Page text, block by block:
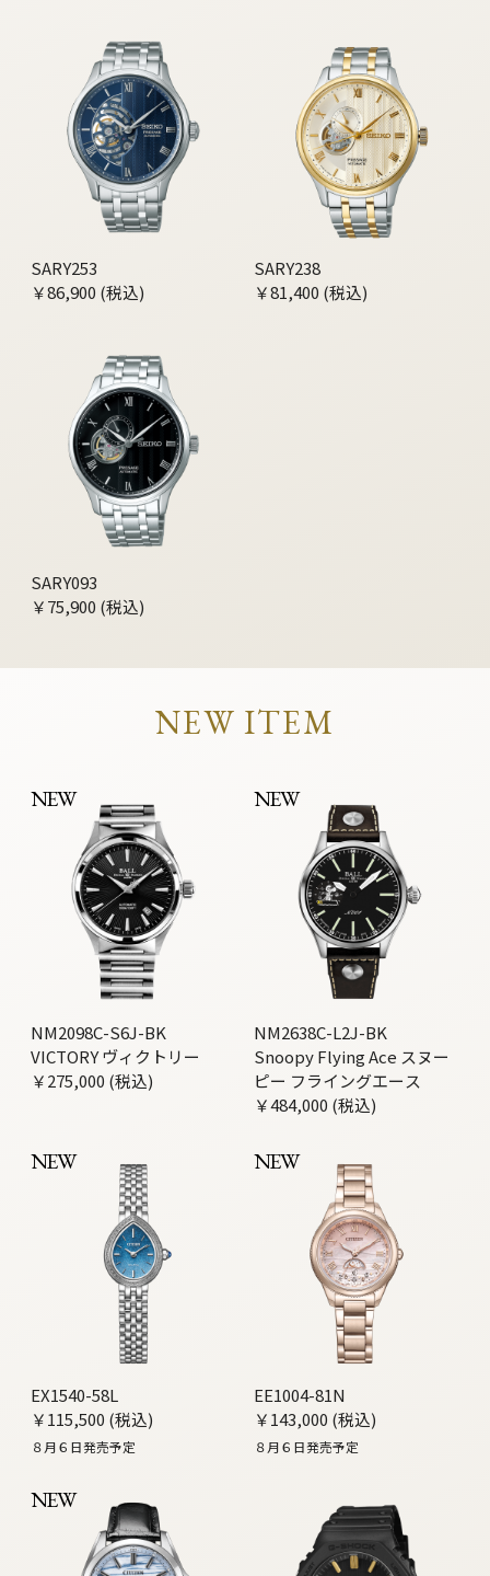
SARY253
￥86,900 (税込)
SARY238
￥81,400 (税込)
SARY093
￥75,900 (税込)
NEW ITEM
NEW
NM2098C-S6J-BK
VICTORY ヴィクトリー
￥275,000 (税込)
NEW
NM2638C-L2J-BK
Snoopy Flying Ace スヌー
ピー フライングエース
￥484,000 (税込)
NEW
EX1540-58L
￥115,500 (税込)
８月６日発売予定
NEW
EE1004-81N
￥143,000 (税込)
８月６日発売予定
NEW